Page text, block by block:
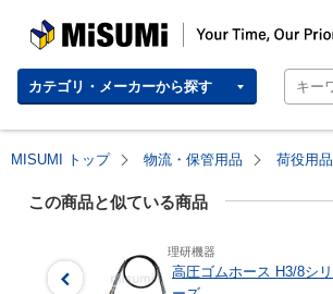
MISUMI | Your Time, Our Priority
カテゴリ・メーカーから探す
MISUMI トップ 物流・保管用品 荷役用品
この商品と似ている商品
理研機器
高圧ゴムホース H3/8シリ